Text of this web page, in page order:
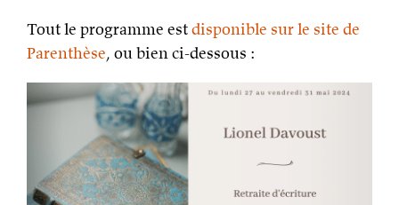
Tout le programme estdisponible sur le site de
Parenthèse, ou bien ci-dessous :